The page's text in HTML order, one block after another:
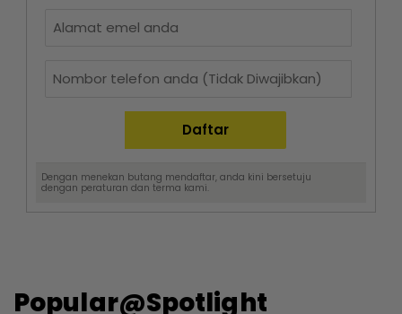
Dengan menekan butang mendaftar, anda kini bersetuju
dengan peraturan dan terma kami.
Popular@Spotlight